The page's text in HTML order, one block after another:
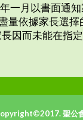
一月以書面通
依據家長選擇
因而未能在指
聖公